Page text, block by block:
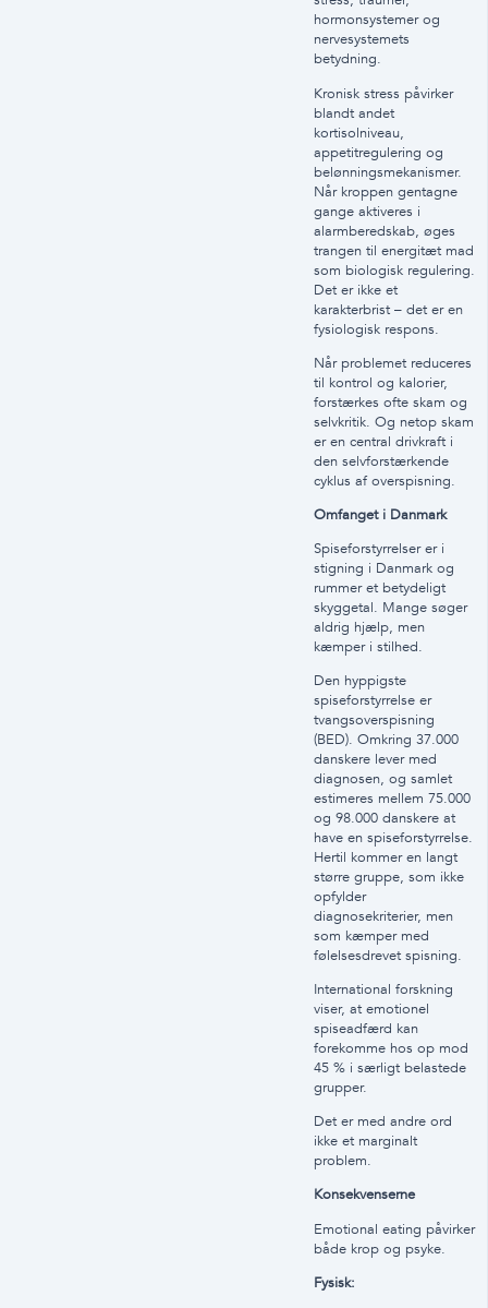
hormonsystemer og
nervesystemets
betydning.
Kronisk stress påvirker
blandt andet
kortisolniveau,
appetitregulering og
belønningsmekanismer.
Når kroppen gentagne
gange aktiveres i
alarmberedskab, øges
trangen til energitæt mad
som biologisk regulering.
Det er ikke et
karakterbrist – det er en
fysiologisk respons.
Når problemet reduceres
til kontrol og kalorier,
forstærkes ofte skam og
selvkritik. Og netop skam
er en central drivkraft i
den selvforstærkende
cyklus af overspisning.
Omfanget i Danmark
Spiseforstyrrelser er i
stigning i Danmark og
rummer et betydeligt
skyggetal. Mange søger
aldrig hjælp, men
kæmper i stilhed.
Den hyppigste
spiseforstyrrelse er
tvangsoverspisning
(BED). Omkring 37.000
danskere lever med
diagnosen, og samlet
estimeres mellem 75.000
og 98.000 danskere at
have en spiseforstyrrelse.
Hertil kommer en langt
større gruppe, som ikke
opfylder
diagnosekriterier, men
som kæmper med
følelsesdrevet spisning.
International forskning
viser, at emotionel
spiseadfærd kan
forekomme hos op mod
45 % i særligt belastede
grupper.
Det er med andre ord
ikke et marginalt
problem.
Konsekvenserne
Emotional eating påvirker
både krop og psyke.
Fysisk: